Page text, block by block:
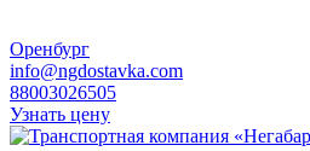
Оренбург
info@ngdostavka.com
88003026505
Узнать цену